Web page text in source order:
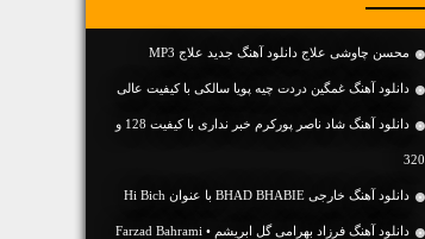
محسن چاوشی علاج دانلود آهنگ جدید علاج MP3
دانلود آهنگ غمگین دردت چیه پویا سالکی با کیفیت عالی
دانلود آهنگ شاد ناصر پورکرم خبر نداری با کیفیت 128 و
320
دانلود آهنگ خارجی BHAD BHABIE با عنوان Hi Bich
دانلود آهنگ فرزاد بهرامی گل ابریشم • Farzad Bahrami